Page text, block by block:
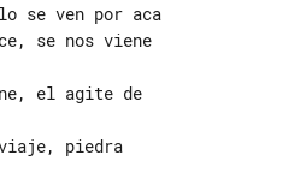
se ven por aca
se nos viene
el agite de
piedra